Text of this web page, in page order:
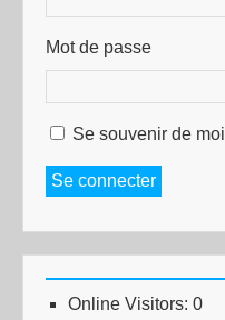
Mot de passe
Se souvenir de moi
Se connecter
Online Visitors: 0